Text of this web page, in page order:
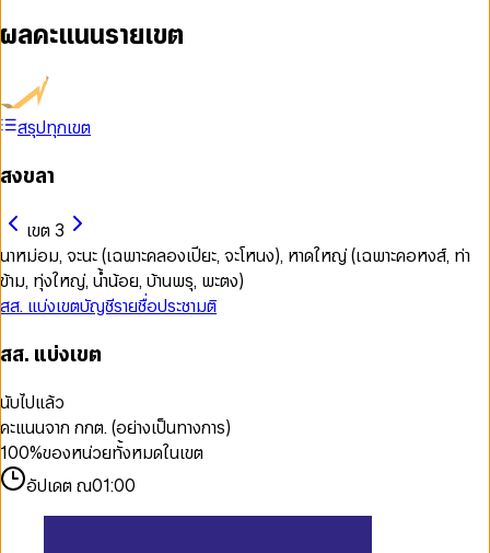
ผลคะแนนรายเขต
สรุปทุกเขต
สงขลา
เขต 3
นาหม่อม, จะนะ (เฉพาะคลองเปียะ, จะโหนง), หาดใหญ่ (เฉพาะคอหงส์, ท่า
ข้าม, ทุ่งใหญ่, น้ำน้อย, บ้านพรุ, พะตง)
สส. แบ่งเขตบัญชีรายชื่อประชามติ
สส. แบ่งเขต
นับไปแล้ว
คะแนนจาก กกต. (อย่างเป็นทางการ)
100%ของหน่วยทั้งหมดในเขต
อัปเดต ณ01:00